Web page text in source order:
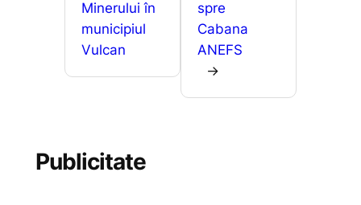
Minerului în
municipiul
Vulcan
spre
Cabana
ANEFS
→
Publicitate